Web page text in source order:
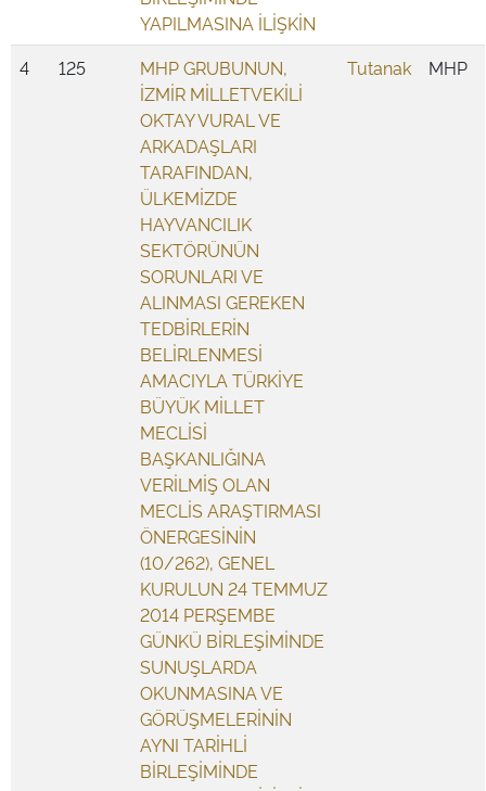
YAPILMASINA İLİŞKİN
4 125
MHP GRUBUNUN,
İZMİR MİLLETVEKİLİ
OKTAY VURAL VE
ARKADAŞLARI
TARAFINDAN,
ÜLKEMİZDE
HAYVANCILIK
SEKTÖRÜNÜN
SORUNLARI VE
ALINMASI GEREKEN
TEDBİRLERİN
BELİRLENMESİ
AMACIYLA TÜRKİYE
BÜYÜK MİLLET
MECLİSİ
BAŞKANLIĞINA
VERİLMİŞ OLAN
MECLİS ARAŞTIRMASI
ÖNERGESİNİN
(10/262), GENEL
KURULUN 24 TEMMUZ
2014 PERŞEMBE
GÜNKÜ BİRLEŞİMİNDE
SUNUŞLARDA
OKUNMASINA VE
GÖRÜŞMELERİNİN
AYNI TARİHLİ
BİRLEŞİMİNDE
Tutanak MHP